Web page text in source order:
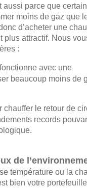
aussi parce que
moins de gaz que
d’acheter une
plus attractif. Nous
:
avec une
beaucoup moins de
chauffer le retour de
records
de
température ou la
bien votre